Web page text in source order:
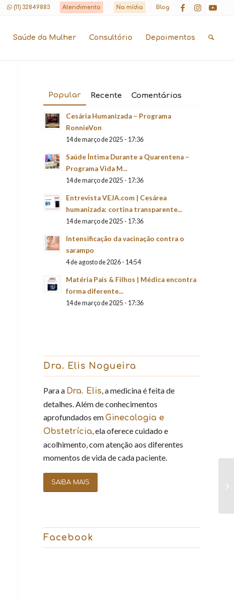
Atendimento Na mídia Blog
(11) 32849883
Saúde da Mulher Consultório Depoimentos
Popular Recente Comentários
Cesária Humanizada – Programa
RonnieVon
14 de março de 2025 - 17:36
Saúde Íntima Durante a Quarentena –
Programa Vida M...
14 de março de 2025 - 17:36
Entrevista VEJA.com | Cesárea
humanizada: cortina transparente...
14 de março de 2025 - 17:36
Intensificação da vacinação contra o
sarampo
4 de agosto de 2026 - 14:54
Matéria Pais & Filhos | Médica encontra
forma diferente...
14 de março de 2025 - 17:36
Dra. Elis Nogueira
Para a Dra. Elis, a medicina é feita de
detalhes. Além de conhecimentos
aprofundados em Ginecologia e
Obstetrícia, ela oferece cuidado e
acolhimento, com atenção aos diferentes
momentos de vida de cada paciente.
SAIBA MAIS
Facebook